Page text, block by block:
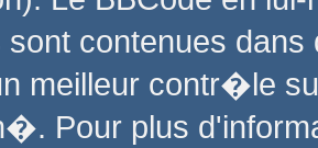
sont contenues
meilleur contr�le
Pour plus